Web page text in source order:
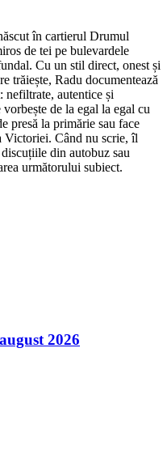
în cartierul Drumul
de tei pe bulevardele
Cu un stil direct, onest și
trăiește, Radu documentează
nefiltrate, autentice și
de la egal la egal cu
presă la primărie sau face
Victoriei. Când nu scrie, îl
din autobuz sau
următorului subiect.
2026